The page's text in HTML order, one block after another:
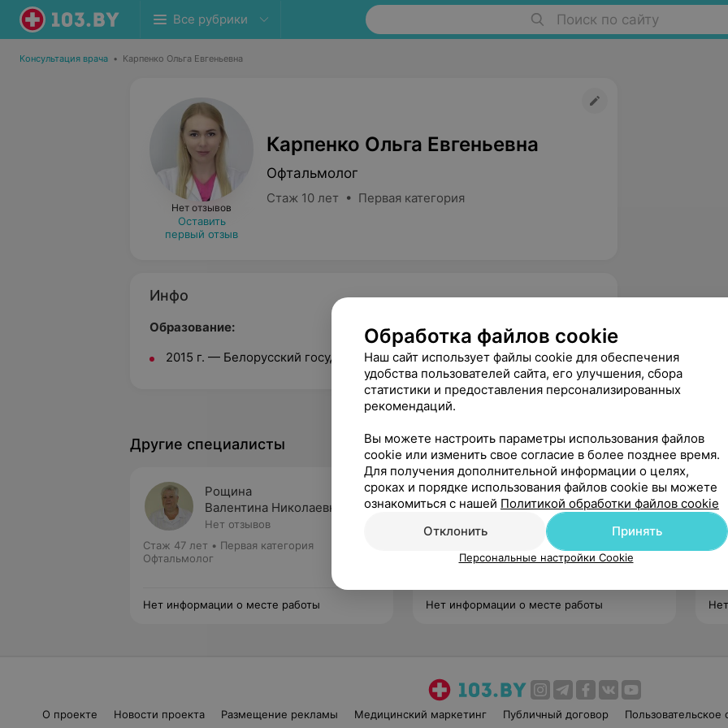
Все рубрики Поиск по сайту
Консультация врача • Карпенко Ольга Евгеньевна
Нет отзывов
Оставить
первый отзыв
Карпенко Ольга Евгеньевна
Офтальмолог
Стаж 10 лет • Первая категория
Инфо
Образование:
2015 г. — Белорусский государственный медицинский университет.
Другие специалисты
Рощина
Валентина Николаевна
Нет отзывов
Стаж 47 лет • Первая категория
Офтальмолог
Нет информации о месте работы
Клыга
Елена Казимировна
Нет отзывов
Первая категория
Офтальмолог
Нет информации о месте работы
О проекте Новости проекта Размещение рекламы Медицинский маркетинг Публичный договор Пользовательское
Обработка файлов cookie
Наш сайт использует файлы cookie для обеспечения
удобства пользователей сайта, его улучшения, сбора
статистики и предоставления персонализированных
рекомендаций.
Вы можете настроить параметры использования файлов
cookie или изменить свое согласие в более позднее время.
Для получения дополнительной информации о целях,
сроках и порядке использования файлов cookie вы можете
ознакомиться с нашей Политикой обработки файлов cookie
Отклонить
Принять
Персональные настройки Cookie